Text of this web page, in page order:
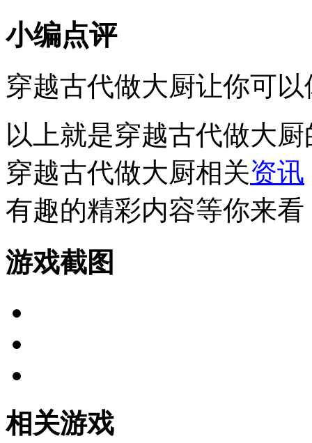
小编点评
穿越古代做大厨让你可
以上就是穿越古代做大
穿越古代做大厨相关资讯
有趣的精彩内容等你来看
游戏截图
相关游戏